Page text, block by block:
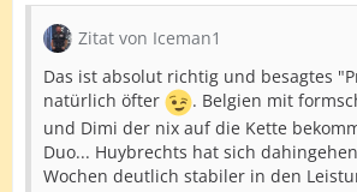
Zitat von Iceman1
Das ist absolut richtig und besagtes
natürlich öfter
. Belgien mit
und Dimi der nix auf die Kette
Duo... Huybrechts hat sich
Wochen deutlich stabiler in den